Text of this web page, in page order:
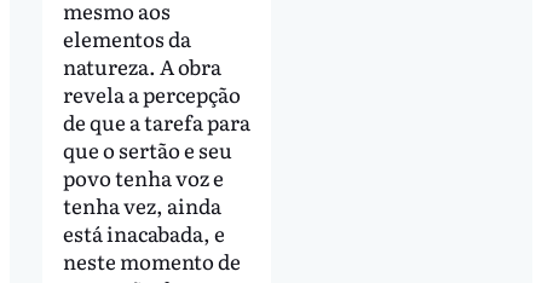
mesmo aos
elementos da
natureza. A obra
revela a percepção
de que a tarefa para
que o sertão e seu
povo tenha voz e
tenha vez, ainda
está inacabada, e
neste momento de